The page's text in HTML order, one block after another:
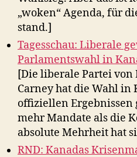
„woken“ Agenda, für
stand.]
Tagesschau: Liberale
Parlamentswahl in
[Die liberale Partei
Carney hat die Wahl in
offiziellen Ergebnissen
mehr Mandate als die
absolute Mehrheit hat
RND: Kanadas